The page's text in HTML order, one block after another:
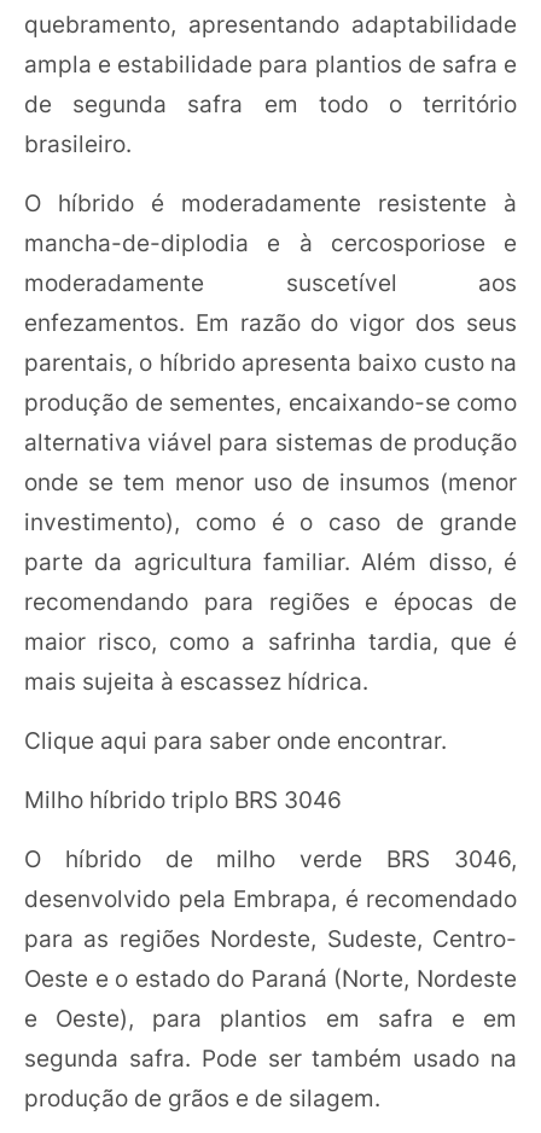
quebramento, apresentando adaptabilidade
ampla e estabilidade para plantios de safra e
de segunda safra em todo o território
brasileiro.
O híbrido é moderadamente resistente à
mancha-de-diplodia e à cercosporiose e
moderadamente suscetível aos
enfezamentos. Em razão do vigor dos seus
parentais, o híbrido apresenta baixo custo na
produção de sementes, encaixando-se como
alternativa viável para sistemas de produção
onde se tem menor uso de insumos (menor
investimento), como é o caso de grande
parte da agricultura familiar. Além disso, é
recomendando para regiões e épocas de
maior risco, como a safrinha tardia, que é
mais sujeita à escassez hídrica.
Clique aqui para saber onde encontrar.
Milho híbrido triplo BRS 3046
O híbrido de milho verde BRS 3046,
desenvolvido pela Embrapa, é recomendado
para as regiões Nordeste, Sudeste, Centro-
Oeste e o estado do Paraná (Norte, Nordeste
e Oeste), para plantios em safra e em
segunda safra. Pode ser também usado na
produção de grãos e de silagem.